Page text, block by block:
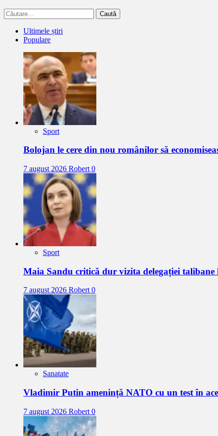
Caută
după:
Ultimele știri
Populare
Sport
Bolojan le cere din nou românilor să
7 august 2026 Robert 0
Sport
Maia Sandu critică dur vizita delegației
7 august 2026 Robert0
Sanatate
Vladimir Putin amenință NATO cu un test în
7 august 2026 Robert 0